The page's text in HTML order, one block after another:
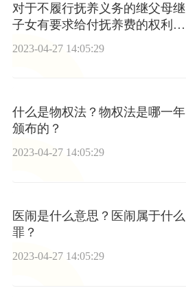
对于不履行抚养义务的继父母继
子女有要求给付抚养费的权利
2023-04-27 14:05:29
什么是物权法？物权法是哪一年
颁布的？
2023-04-27 14:05:29
医闹是什么意思？医闹属于什么
罪？
2023-04-27 14:05:29